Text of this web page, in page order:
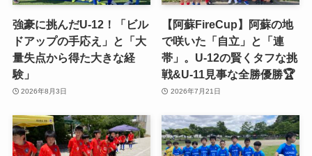
強豪に挑んだU-12！「ビル
ドアップの手応え」と「大
量失点から得た大きな経
験」
2026年8月3日
【阿蘇FireCup】阿蘇の地
で咲いた「自立」と「連
帯」。U-12の賢くタフな挑
戦&U-11見事な全勝優勝🏆
2026年7月21日